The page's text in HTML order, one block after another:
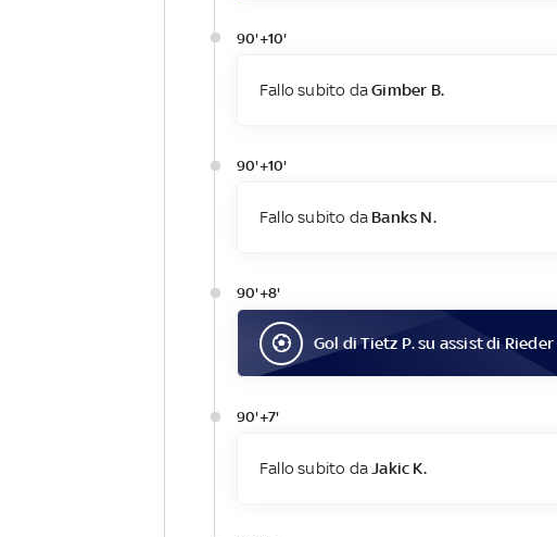
90'+10'
Fallo subito daGimber B.
90'+10'
Fallo subito da Banks N.
90'+8'
Gol diTietz P.su assist di Rieder
90'+7'
Fallo subito da Jakic K.